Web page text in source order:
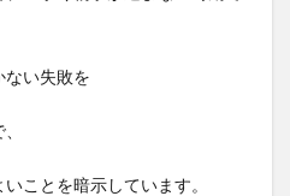
ない失敗を
ことを暗示しています。